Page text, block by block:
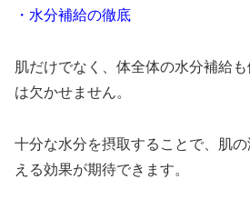
・水分補給の徹底
肌だけでなく、体全体の水分補給
は欠かせません。
十分な水分を摂取することで、肌
える効果が期待できます。